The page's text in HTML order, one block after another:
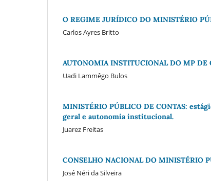
O REGIME JURÍDICO DO MINISTÉRIO
Carlos Ayres Britto
AUTONOMIA INSTITUCIONAL DO MP DE
Uadi Lammêgo Bulos
MINISTÉRIO PÚBLICO DE CONTAS:
geral e autonomia institucional.
Juarez Freitas
CONSELHO NACIONAL DO MINISTÉRIO
José Néri da Silveira